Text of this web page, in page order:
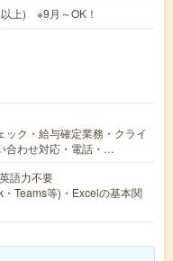
上) ※9月～OK！
ック・給与確定業務・クライ
合わせ対応・電話・…
語力不要
Teams等)・Excelの基本関